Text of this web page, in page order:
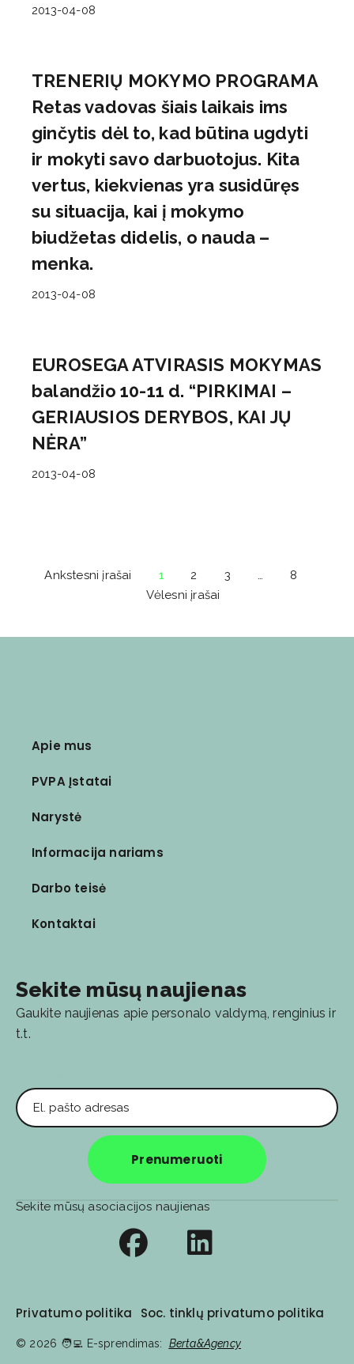
2013-04-08
TRENERIŲ MOKYMO PROGRAMA
Retas vadovas šiais laikais ims
ginčytis dėl to, kad būtina ugdyti
ir mokyti savo darbuotojus. Kita
vertus, kiekvienas yra susidūręs
su situacija, kai į mokymo
biudžetas didelis, o nauda –
menka.
2013-04-08
EUROSEGA ATVIRASIS MOKYMAS
balandžio 10-11 d. “PIRKIMAI –
GERIAUSIOS DERYBOS, KAI JŲ
NĖRA”
2013-04-08
Ankstesni įrašai 1 2 3 …
8
Vėlesni įrašai
Apie mus
PVPA Įstatai
Narystė
Informacija nariams
Darbo teisė
Kontaktai
Sekite mūsų naujienas
Gaukite naujienas apie personalo valdymą, renginius ir
t.t.
Prenumeruoti
Privatumo politika Soc. tinklų privatumo politika
© 2026 🧑‍💻️ E-sprendimas: Berta&Agency
Sekite mūsų asociacijos naujienas